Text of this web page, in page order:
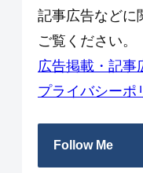
記事広告などに
ご覧ください。
広告掲載・記事
プライバシーポ
Follow Me